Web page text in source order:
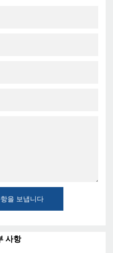
을 보냅니다
사항